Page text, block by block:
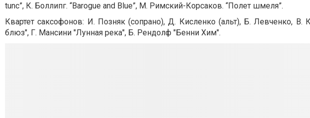
tunc”, К. Боллипг. “Barogue and Blue”, М. Римский-Корсаков. “Полет шмеля”.
Квартет саксофонов: И. Позняк (сопрано), Д. Кисленко (альт), Б. Левченко,
блюз", Г. Мансини "Лунная река", Б. Рендолф "Бенни Хим".